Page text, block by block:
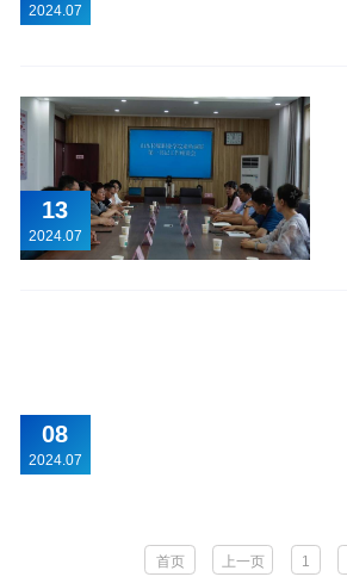
2024.07
13
2024.07
08
2024.07
首页 上一页 1